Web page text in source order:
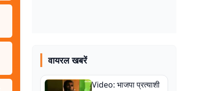
वायरल खबरें
Video: भाजपा प्रत्याशी